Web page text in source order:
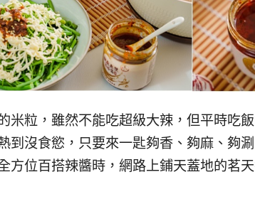
米粒，雖然不能吃超級大辣，但平時吃
到沒食慾，只要來一匙夠香、夠麻、夠
方位百搭辣醬時，網路上鋪天蓋地的茗